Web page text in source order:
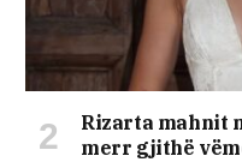
Rizarta mahnit
merr gjithë